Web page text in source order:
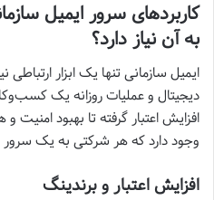
کاربردهای سرور ایمیل
به آن نیاز دارد؟
ایمیل سازمانی تنها یک ابزار
دیجیتال و عملیات روزانه یک
افزایش اعتبار گرفته تا بهبود
وجود دارد که هر شرکتی به یک سرور
افزایش اعتبار و برندینگ